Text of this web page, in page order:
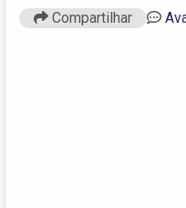
Compartilhar